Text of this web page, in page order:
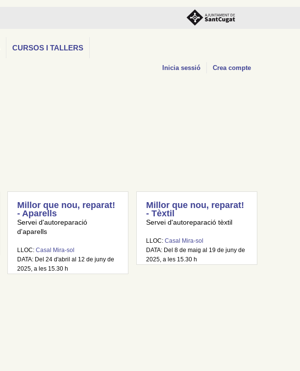
CURSOS I TALLERS
Inicia sessió Crea compte
Millor que nou, reparat!
- Aparells
Servei d'autoreparació
d'aparells
LLOC:Casal Mira-sol
DATA: Del 24 d'abril al 12 de juny de
2025, a les 15.30 h
Millor que nou, reparat!
- Tèxtil
Servei d'autoreparació tèxtil
LLOC: Casal Mira-sol
DATA: Del 8 de maig al 19 de juny de
2025, a les 15.30 h